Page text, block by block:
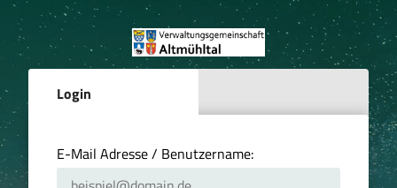
Login
E-Mail Adresse / Benutzername: